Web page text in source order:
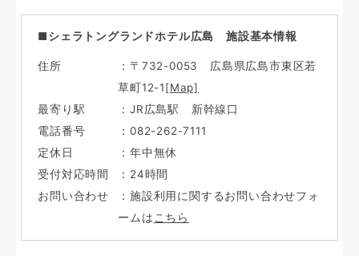
■シェラトングランドホテル広島 施設基本情報
住所
：〒732-0053 広島県広島市東区若
草町12-1[Map]
最寄り駅
：JR広島駅 新幹線口
電話番号
：082-262-7111
定休日
：年中無休
受付対応時間
：24時間
お問い合わせ
：施設利用に関するお問い合わせフォ
ームはこちら